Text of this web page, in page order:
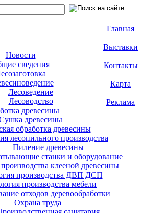
Главная
Выставки
Контакты
Карта
Реклама
Новости
сведения
Лесоведение
Лесоводство
древесины
древесины
обработка древесины
лесопильного производства
Пиление древесины
станки и оборудование
клееной древесины
производства ДВП ДСП
производства мебели
отходов деревообработки
Охрана труда